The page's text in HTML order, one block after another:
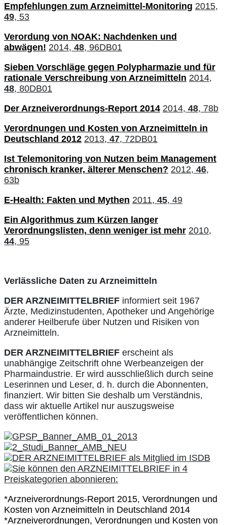
Empfehlungen zum Arzneimittel-Monitoring 2015,
49, 53
Verordung von NOAK: Nachdenken und
abwägen! 2014, 48, 96DB01
Sieben Vorschläge gegen Polypharmazie und für
rationale Verschreibung von Arzneimitteln 2014,
48, 80DB01
Der Arzneiverordnungs-Report 2014 2014, 48, 78b
Verordnungen und Kosten von Arzneimitteln in
Deutschland 2012 2013, 47, 72DB01
Ist Telemonitoring von Nutzen beim Management
chronisch kranker, älterer Menschen? 2012, 46,
63b
E-Health: Fakten und Mythen 2011, 45, 49
Ein Algorithmus zum Kürzen langer
Verordnungslisten, denn weniger ist mehr 2010,
44, 95
Verlässliche Daten zu Arzneimitteln
DER ARZNEIMITTELBRIEF informiert seit 1967
Ärzte, Medizinstudenten, Apotheker und Angehörige
anderer Heilberufe über Nutzen und Risiken von
Arzneimitteln.
DER ARZNEIMITTELBRIEF erscheint als
unabhängige Zeitschrift ohne Werbeanzeigen der
Pharmaindustrie. Er wird ausschließlich durch seine
Leserinnen und Leser, d. h. durch die Abonnenten,
finanziert. Wir bitten Sie deshalb um Verständnis,
dass wir aktuelle Artikel nur auszugsweise
veröffentlichen können.
*Arzneiverordnungs-Report 2015, Verordnungen und
Kosten von Arzneimitteln in Deutschland 2014
*Arzneiverordnungen, Verordnungen und Kosten von